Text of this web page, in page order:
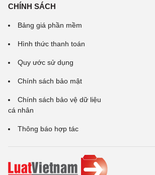
CHÍNH SÁCH
Bảng giá phần mềm
Hình thức thanh toán
Quy ước sử dụng
Chính sách bảo mật
Chính sách bảo vệ dữ liệu
cá nhân
Thông báo hợp tác